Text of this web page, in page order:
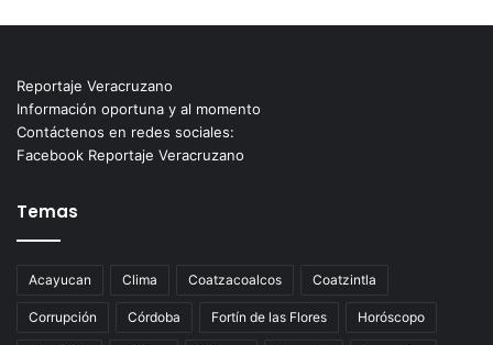
Reportaje Veracruzano
Información oportuna y al momento
Contáctenos en redes sociales:
Facebook Reportaje Veracruzano
Temas
Acayucan Clima Coatzacoalcos Coatzintla
Corrupción Córdoba Fortín de las Flores Horóscopo